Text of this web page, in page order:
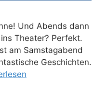
Und Abends dann
Theater? Perfekt.
am Samstagabend
Geschichten.